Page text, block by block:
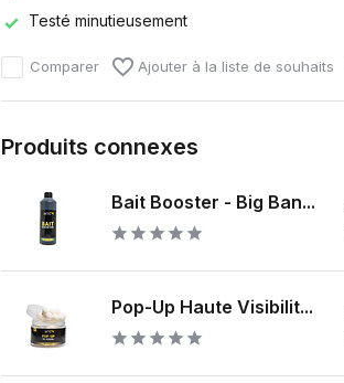
Testé minutieusement
Comparer Ajouter à la liste de souhaits
Produits connexes
Bait Booster - Big Ban...
Pop-Up Haute Visibilit...